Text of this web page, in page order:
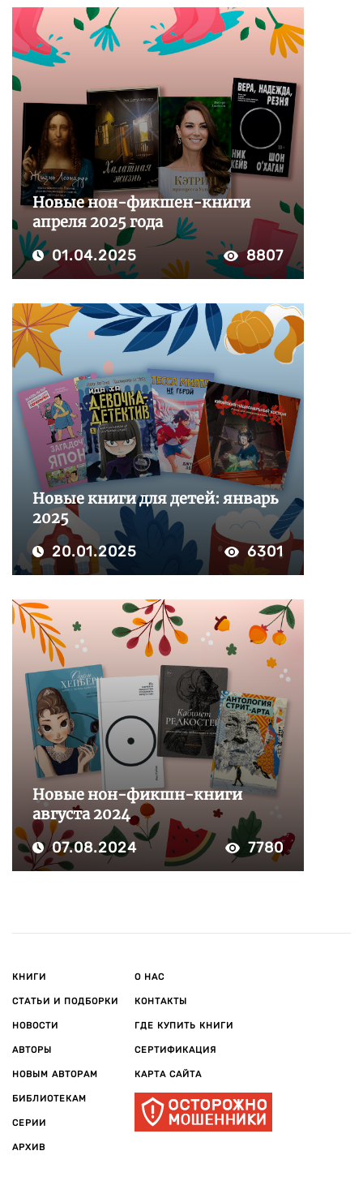
Новые нон-фикшен-книги
апреля 2025 года
01.04.2025 8807
Новые книги для детей: январь
2025
20.01.2025 6301
Новые нон-фикшн-книги
августа 2024
07.08.2024 7780
КНИГИ
СТАТЬИ И ПОДБОРКИ
НОВОСТИ
АВТОРЫ
НОВЫМ АВТОРАМ
БИБЛИОТЕКАМ
СЕРИИ
АРХИВ
О НАС
КОНТАКТЫ
ГДЕ КУПИТЬ КНИГИ
СЕРТИФИКАЦИЯ
КАРТА САЙТА